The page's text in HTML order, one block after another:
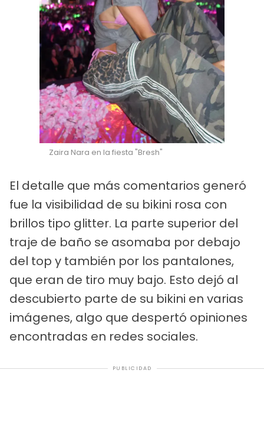
Zaira Nara en la fiesta "Bresh"
El detalle que más comentarios generó
fue la visibilidad de su bikini rosa con
brillos tipo glitter. La parte superior del
traje de baño se asomaba por debajo
del top y también por los pantalones,
que eran de tiro muy bajo. Esto dejó al
descubierto parte de su bikini en varias
imágenes, algo que despertó opiniones
encontradas en redes sociales.
PUBLICIDAD